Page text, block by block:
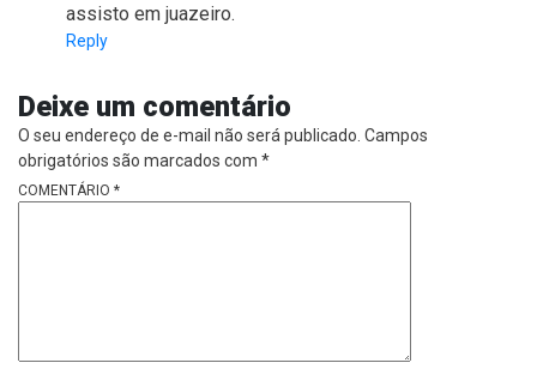
assisto em juazeiro.
Reply
Deixe um comentário
O seu endereço de e-mail não será publicado. Campos
obrigatórios são marcados com *
COMENTÁRIO *